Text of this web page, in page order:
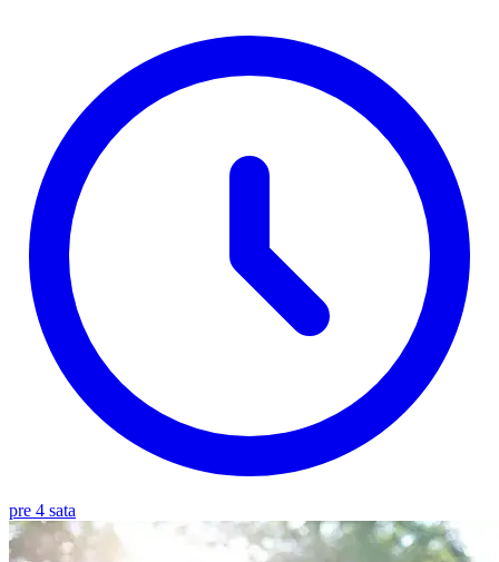
pre 4 sata